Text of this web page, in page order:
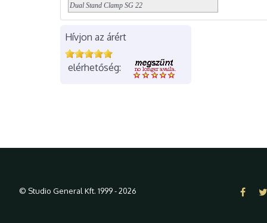
Dual Stand ClampSG 22
Hívjon az árért
elérhetőség:
© Studio General Kft. 1999 - 2026